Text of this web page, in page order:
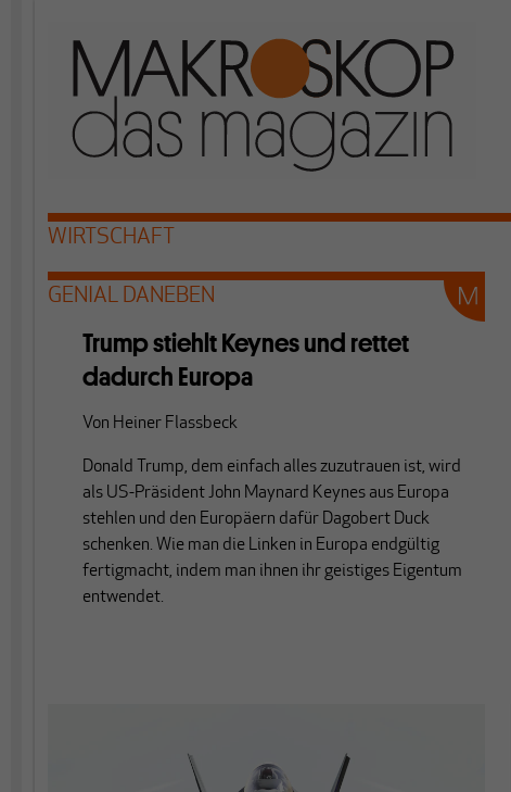
WIRTSCHAFT
GENIAL DANEBEN
Trump stiehlt Keynes und rettet
dadurch Europa
Von Heiner Flassbeck
Donald Trump, dem einfach alles zuzutrauen ist, wird
als US-Präsident John Maynard Keynes aus Europa
stehlen und den Europäern dafür Dagobert Duck
schenken. Wie man die Linken in Europa endgültig
fertigmacht, indem man ihnen ihr geistiges Eigentum
entwendet.